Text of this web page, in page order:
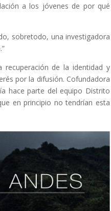
a los jóvenes de por qué
sobretodo, una investigadora
de la identidad y
por la difusión. Cofundadora
hace parte del equipo Distrito
en principio no tendrían esta